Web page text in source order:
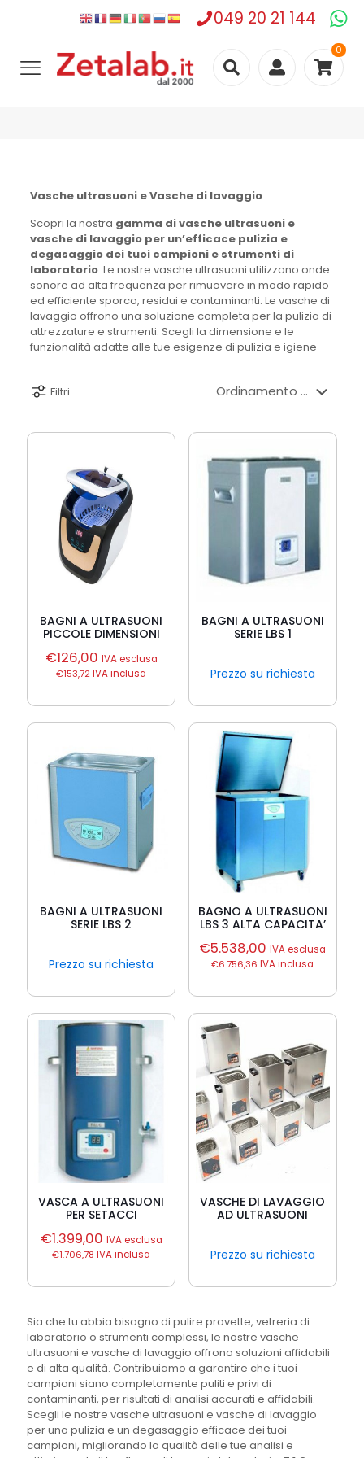
049 20 21 144
0
Vasche ultrasuoni e Vasche di lavaggio
Scopri la nostra gamma di vasche ultrasuoni e
vasche di lavaggio per un’efficace pulizia e
degasaggio dei tuoi campioni e strumenti di
laboratorio. Le nostre vasche ultrasuoni utilizzano onde
sonore ad alta frequenza per rimuovere in modo rapido
ed efficiente sporco, residui e contaminanti. Le vasche di
lavaggio offrono una soluzione completa per la pulizia di
attrezzature e strumenti. Scegli la dimensione e le
funzionalità adatte alle tue esigenze di pulizia e igiene
Filtri
BAGNI A ULTRASUONI
PICCOLE DIMENSIONI
€126,00 IVA esclusa
€153,72IVA inclusa
BAGNI A ULTRASUONI
SERIE LBS 1
Prezzo su richiesta
BAGNI A ULTRASUONI
SERIE LBS 2
Prezzo su richiesta
BAGNO A ULTRASUONI
LBS 3 ALTA CAPACITA’
€5.538,00 IVA esclusa
€6.756,36 IVA inclusa
VASCA A ULTRASUONI
PER SETACCI
€1.399,00 IVA esclusa
€1.706,78 IVA inclusa
VASCHE DI LAVAGGIO
AD ULTRASUONI
Prezzo su richiesta
Sia che tu abbia bisogno di pulire provette, vetreria di
laboratorio o strumenti complessi, le nostre vasche
ultrasuoni e vasche di lavaggio offrono soluzioni affidabili
e di alta qualità. Contribuiamo a garantire che i tuoi
campioni siano completamente puliti e privi di
contaminanti, per risultati di analisi accurati e affidabili.
Scegli le nostre vasche ultrasuoni e vasche di lavaggio
per una pulizia e un degasaggio efficace dei tuoi
campioni, migliorando la qualità delle tue analisi e